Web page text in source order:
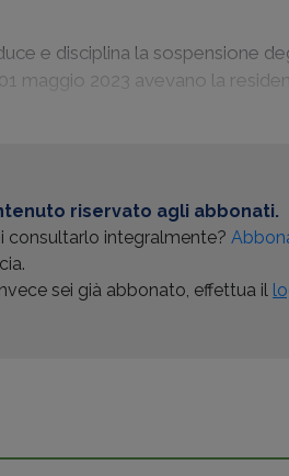
e disciplina la sospensione
maggio 2023 avevano la
riservato agli abbonati.
consultarlo integralmente?
sei già abbonato, effettua il